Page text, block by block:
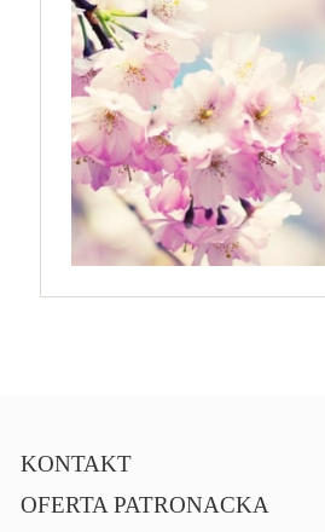
KONTAKT
OFERTA PATRONACKA